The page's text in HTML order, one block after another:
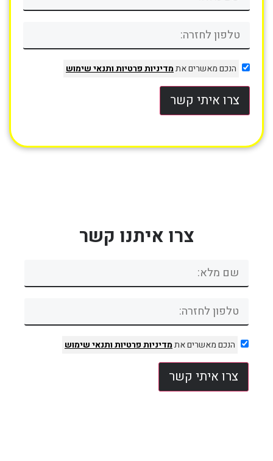
הנכם מאשרים אתמדיניות פרטיותותנאי שימוש
צרו איתי קשר
צרו איתנו קשר
הנכם מאשרים אתמדיניות פרטיותותנאי שימוש
צרו איתי קשר